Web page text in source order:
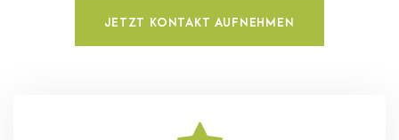
JETZT KONTAKT AUFNEHMEN